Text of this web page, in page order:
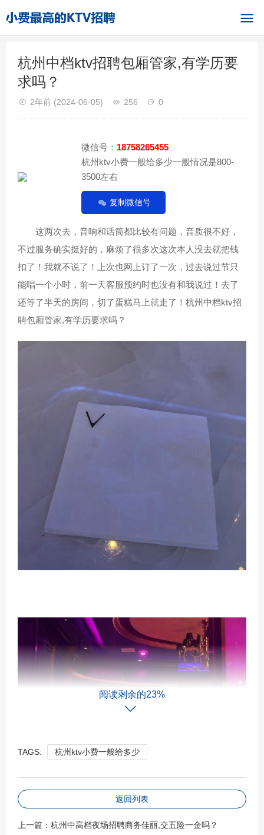
杭州中档ktv招聘包厢管家,有学历要
求吗？
2年前 (2024-06-05) 256 0
微信号： 18758265455
杭州ktv小费一般给多少一般情况是800-
3500左右
复制微信号
这两次去，音响和话筒都比较有问题，音质很不好，
不过服务确实挺好的，麻烦了很多次这次本人没去就把钱
扣了！我就不说了！上次也网上订了一次，过去说过节只
能唱一个小时，前一天客服预约时也没有和我说过！去了
还等了半天的房间，切了蛋糕马上就走了！杭州中档ktv招
聘包厢管家,有学历要求吗？
阅读剩余的23%
TAGS: 杭州ktv小费一般给多少
返回列表
上一篇： 杭州中高档夜场招聘商务佳丽,交五险一金吗？